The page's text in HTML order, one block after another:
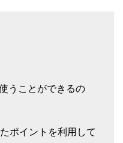
うことができるの
ポイントを利用して